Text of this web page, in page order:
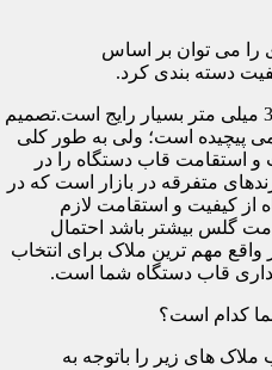
می توان بر اساس
دسته بندی کرد.
مثلاً در بازار ضخامت های 2،2.5 و 3 میلی متر بسیار رایج است.تصمیم
پیچیده است؛ ولی به طور کلی
و استقامت قاب دستگاه را در
متفرقه در بازار است که در
از کیفیت و استقامت لازم
گلس بیشتر باشد احتمال
مهم ترین ملاک برای انتخاب
قاب دستگاه شما است.
کدام است؟
های زیر را باتوجه به